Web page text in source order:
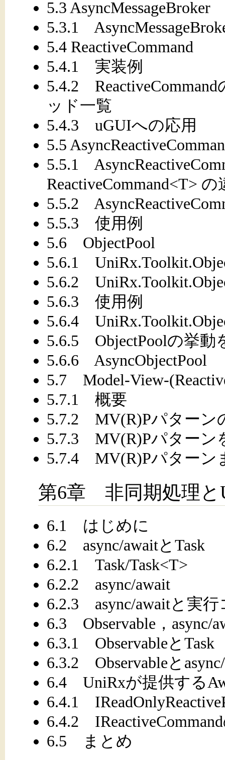
5.3 AsyncMessageBroker
5.3.1
5.4 ReactiveCommand
5.4.1 実装例
5.4.2
ッド一覧
5.4.3 uGUIへの応用
5.5
5.5.1
ReactiveCommand<T> の
5.5.2
5.5.3 使用例
5.6 ObjectPool
5.6.1
5.6.2
5.6.3 使用例
5.6.4
5.6.5 ObjectPoolの挙動
5.6.6 AsyncObjectPool
5.7 Model-View-
5.7.1 概要
5.7.2 MV(R)Pパターン
5.7.3 MV(R)Pパターン
5.7.4 MV(R)Pパターン
第6章 非同期処理と
6.1 はじめに
6.2 async/awaitとTask
6.2.1 Task/Task<T>
6.2.2 async/await
6.2.3 async/awaitと実
6.3 Observable，async/
6.3.1 ObservableとTask
6.3.2 Observableと
6.4 UniRxが提供する
6.4.1
6.4.2
6.5 まとめ